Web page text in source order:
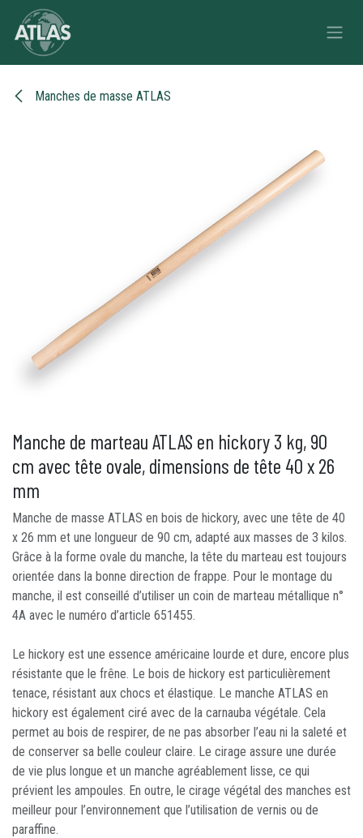
Se rendre au contenu
Manches de masse ATLAS
Manche de marteau ATLAS en hickory 3 kg, 90
cm avec tête ovale, dimensions de tête 40 x 26
mm
Manche de masse ATLAS en bois de hickory, avec une tête de 40
x 26 mm et une longueur de 90 cm, adapté aux masses de 3 kilos.
Grâce à la forme ovale du manche, la tête du marteau est toujours
orientée dans la bonne direction de frappe. Pour le montage du
manche, il est conseillé d’utiliser un coin de marteau métallique n°
4A avec le numéro d’article 651455.
Le hickory est une essence américaine lourde et dure, encore plus
résistante que le frêne. Le bois de hickory est particulièrement
tenace, résistant aux chocs et élastique. Le manche ATLAS en
hickory est également ciré avec de la carnauba végétale. Cela
permet au bois de respirer, de ne pas absorber l’eau ni la saleté et
de conserver sa belle couleur claire. Le cirage assure une durée
de vie plus longue et un manche agréablement lisse, ce qui
prévient les ampoules. En outre, le cirage végétal des manches est
meilleur pour l’environnement que l’utilisation de vernis ou de
paraffine.